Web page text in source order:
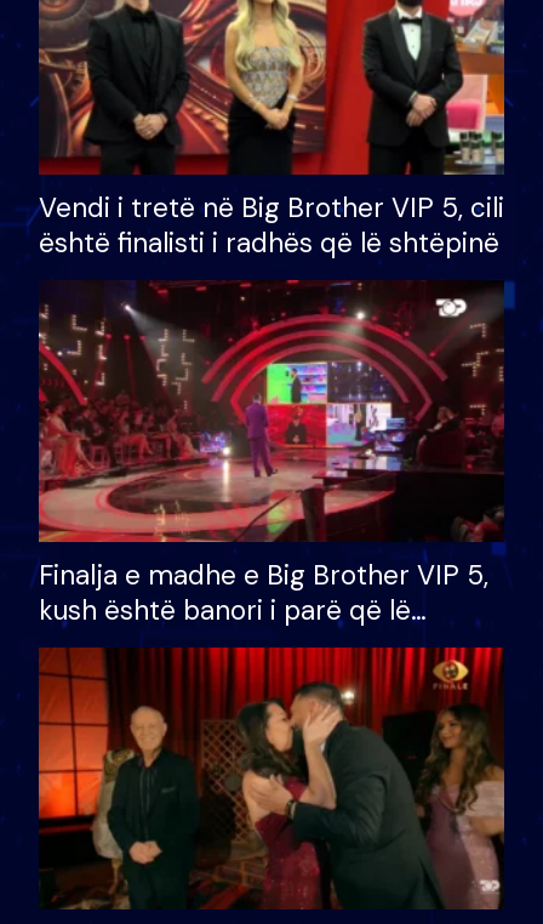
Vendi i tretë në Big Brother VIP 5, cili
është finalisti i radhës që lë shtëpinë
Finalja e madhe e Big Brother VIP 5,
kush është banori i parë që lë
shtëpinë dhe humb mundësinë për
të fituar çmimin e madh